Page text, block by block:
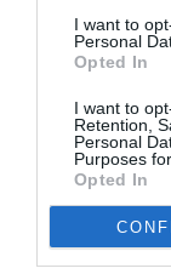
I want to
Personal
Opted In
I want to
Retention,
Personal
Purposes
Opted In
întreţinuţi
AȚI